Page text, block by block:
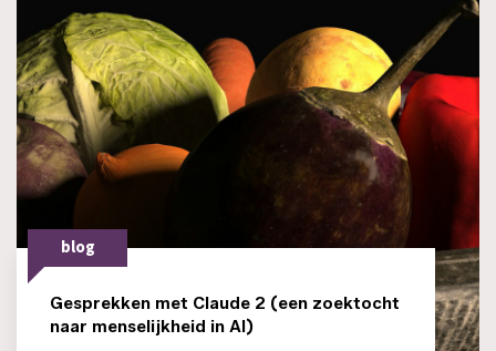
blog
Gesprekken met Claude 2 (een zoektocht
naar menselijkheid in AI)